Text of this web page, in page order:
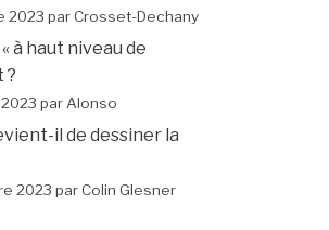
2023 par Crosset-Dechany
à haut niveau de
?
par Alonso
il de dessiner la
2023 par Colin Glesner